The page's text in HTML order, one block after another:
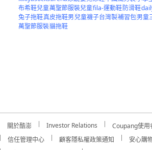
布希鞋兒童萬聖節服裝兒童fila-運動鞋防滑鞋
兔子拖鞋真皮拖鞋男兒童襪子台灣製補習包男童
萬聖節服裝貓拖鞋
關於酷澎 Investor Relations Coupang使用
信任管理中心
顧客隱私權政策通知 安心購